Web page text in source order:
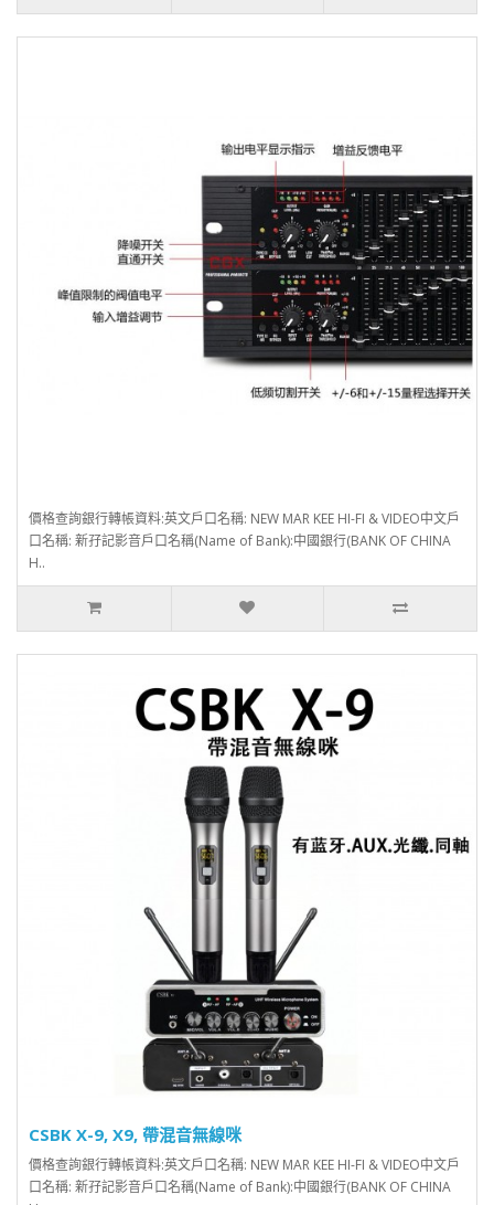
價格查詢銀行轉帳資料:英文戶口名稱: NEW MAR KEE HI-FI & VIDEO中文戶
口名稱: 新孖記影音戶口名稱(Name of Bank):中國銀行(BANK OF CHINA
H..
CSBK X-9, X9, 帶混音無線咪
價格查詢銀行轉帳資料:英文戶口名稱: NEW MAR KEE HI-FI & VIDEO中文戶
口名稱: 新孖記影音戶口名稱(Name of Bank):中國銀行(BANK OF CHINA